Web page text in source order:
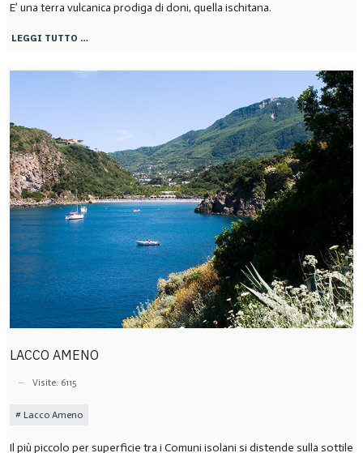
E’ una terra vulcanica prodiga di doni, quella ischitana.
LEGGI TUTTO …
LACCO AMENO
Visite: 6115
Lacco Ameno
Il più piccolo per superficie tra i Comuni isolani si distende sulla sottile